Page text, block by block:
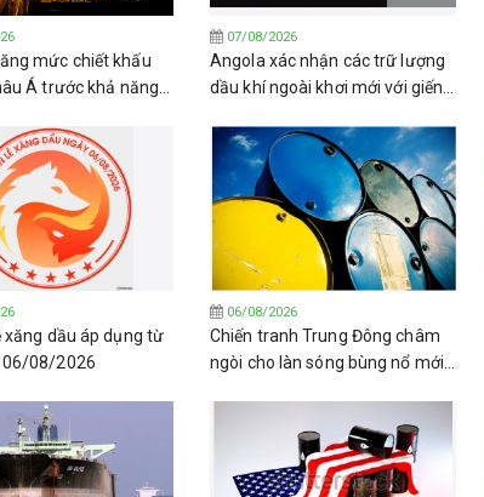
mức chiết khấu
Á trước khả năng
07/08/2026
Angola xác nhận các trữ lượng
dầu khí ngoài khơi mới với giếng
xăng dầu áp dụng từ
06/08/2026
06/08/2026
Chiến tranh Trung Đông châm
ngòi cho làn sóng bùng nổ mới